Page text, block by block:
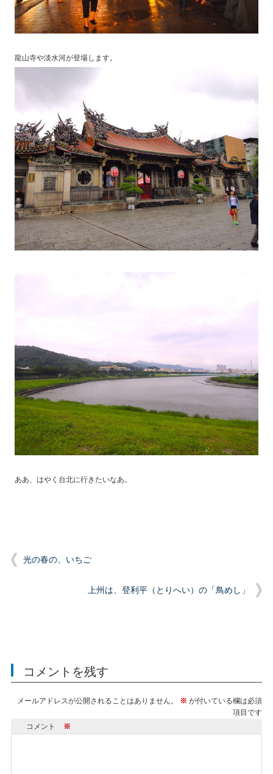
龍山寺や淡水河が登場します。
ああ、はやく台北に行きたいなあ。
光の春の、いちご
上州は、登利平（とりへい）の「鳥めし」
コメントを残す
メールアドレスが公開されることはありません。 ※ が付いている欄は必須
項目です
コメント ※